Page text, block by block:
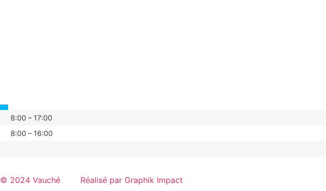
8:00 – 17:00
8:00 – 16:00
© 2024 Vauché Réalisé par Graphik Impact